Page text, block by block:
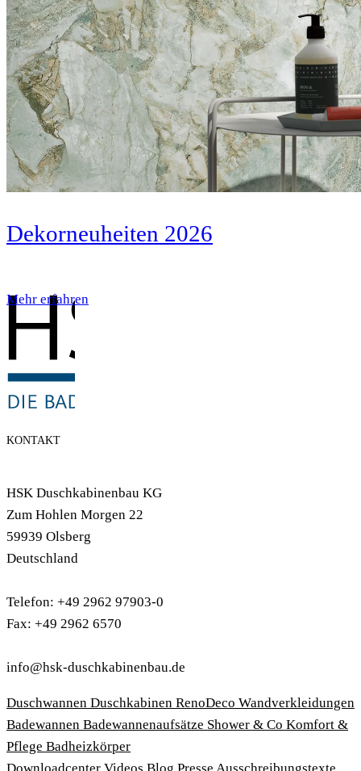
Dekorneuheiten 2026
Mehr erfahren
KONTAKT
HSK Duschkabinenbau KG
Zum Hohlen Morgen 22
59939 Olsberg
Deutschland
Telefon: +49 2962 97903-0
Fax: +49 2962 6570
info@hsk-duschkabinenbau.de
Duschwannen Duschkabinen RenoDeco Wandverkleidungen
Badewannen Badewannenaufsätze Shower & Co Komfort &
Pflege Badheizkörper